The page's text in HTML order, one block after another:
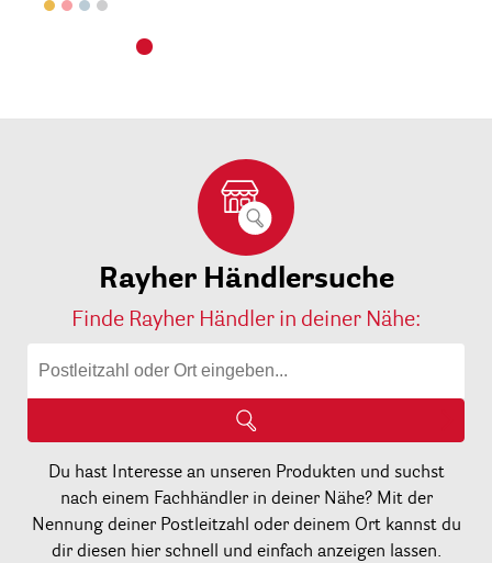
Rayher Händlersuche
Finde Rayher Händler in deiner Nähe:
Du hast Interesse an unseren Produkten und suchst
nach einem Fachhändler in deiner Nähe? Mit der
Nennung deiner Postleitzahl oder deinem Ort kannst du
dir diesen hier schnell und einfach anzeigen lassen.